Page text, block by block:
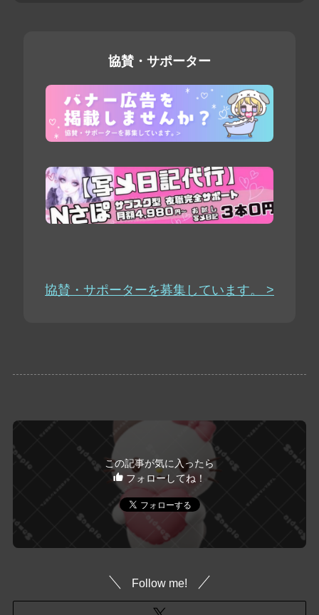
協賛・サポーター
協賛・サポーターを募集しています。 >
この記事が気に入ったら
フォローしてね！
Follow me!